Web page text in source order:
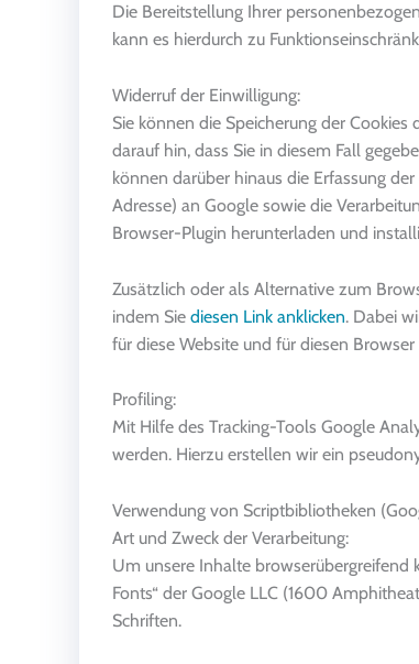
Die Bereitstellung Ihrer
kann es hierdurch zu
Widerruf der Einwilligung:
Sie können die Speicherung der
darauf hin, dass Sie in diesem Fall
können darüber hinaus die Erfassung
Adresse) an Google sowie die
Browser-Plugin herunterladen und
Zusätzlich oder als Alternative zum
indem Sie diesen Link anklicken. Dabei
für diese Website und für diesen
Profiling:
Mit Hilfe des Tracking-Tools Google
werden. Hierzu erstellen wir ein
Verwendung von Scriptbibliotheken
Art und Zweck der Verarbeitung:
Um unsere Inhalte browserübergreifend
Fonts“ der Google LLC (1600
Schriften.